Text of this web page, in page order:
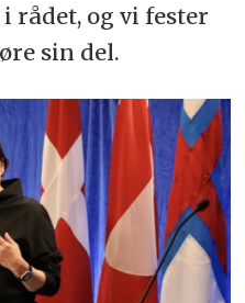
rådet, og vi fester
sin del.